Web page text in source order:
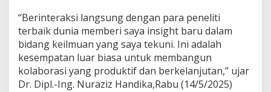
“Berinteraksi langsung dengan para peneliti
terbaik dunia memberi saya insight baru dalam
bidang keilmuan yang saya tekuni. Ini adalah
kesempatan luar biasa untuk membangun
kolaborasi yang produktif dan berkelanjutan,” ujar
Dr. Dipl.-Ing. Nuraziz Handika,Rabu (14/5/2025)